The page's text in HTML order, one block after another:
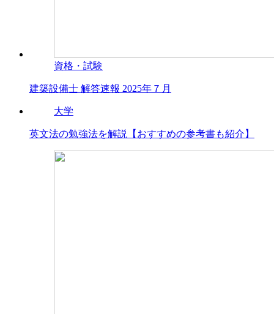
資格・試験
建築設備士 解答速報 2025年７月
大学
英文法の勉強法を解説【おすすめの参考書も紹介】